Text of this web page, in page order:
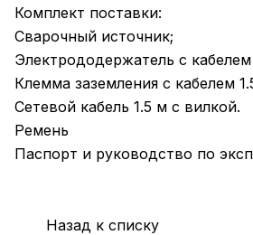
Комплект поставки:
Сварочный источник;
Электрододержатель с
Клемма заземления с кабелем
Сетевой кабель 1.5 м с вилкой.
Ремень
Паспорт и руководство по
Назад к списку